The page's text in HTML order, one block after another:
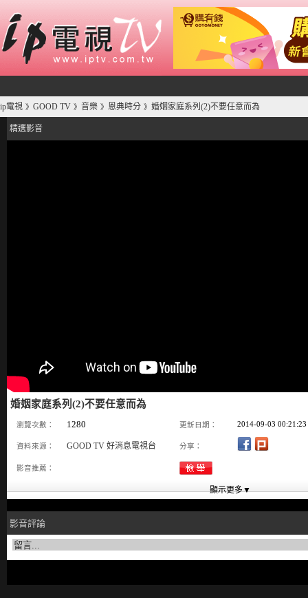
ip電視 》 GOOD TV 》 音樂 》 恩典時分 》 婚姻家庭系列(2)不要任意而為
精選影音
婚姻家庭系列(2)不要任意而為
瀏覽次數： 1280 更新日期： 2014-09-03 00:21:23
資料來源： GOOD TV 好消息電視台 分享：
影音推薦：
影音評論